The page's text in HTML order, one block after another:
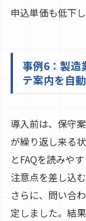
申込単価も低下し
事例6：製造
テ案内を自
導入前は、保守
が繰り返し来る
とFAQを読みや
注意点を差し込
さらに、問い合
定しました。結